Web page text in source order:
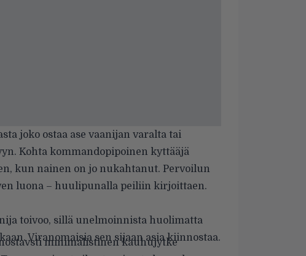
joko ostaa ase vaanijan varalta tai
Kohta kommandopipoinen kyttääjä
kun nainen on jo nukahtanut. Pervoilun
luona – huulipunalla peiliin kirjoittaen.
toivoo, sillä unelmoinnista huolimatta
Viranomaisia sen sijaan asia kiinnostaa.
minimalistinen kauhujytke